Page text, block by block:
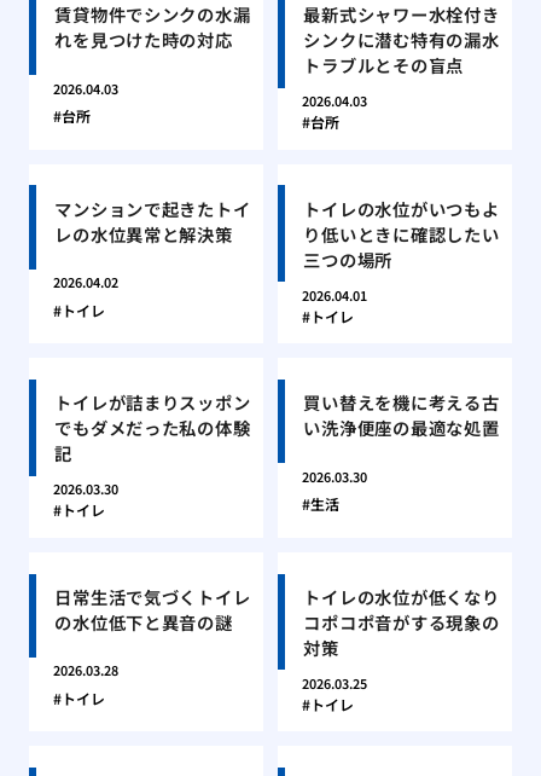
賃貸物件でシンクの水漏
れを見つけた時の対応
2026.04.03
台所
最新式シャワー水栓付き
シンクに潜む特有の漏水
トラブルとその盲点
2026.04.03
台所
マンションで起きたトイ
レの水位異常と解決策
2026.04.02
トイレ
トイレの水位がいつもよ
り低いときに確認したい
三つの場所
2026.04.01
トイレ
トイレが詰まりスッポン
でもダメだった私の体験
記
2026.03.30
トイレ
買い替えを機に考える古
い洗浄便座の最適な処置
2026.03.30
生活
日常生活で気づくトイレ
の水位低下と異音の謎
2026.03.28
トイレ
トイレの水位が低くなり
コポコポ音がする現象の
対策
2026.03.25
トイレ